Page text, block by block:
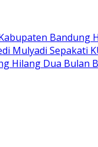
Bandung
Mulyadi Sepakati
Hilang Dua Bulan